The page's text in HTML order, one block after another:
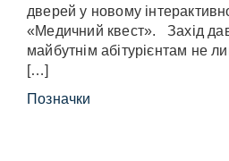
дверей у новому
«Медичний квест». Захід
майбутнім абітурієнтам не
[…]
Позначки